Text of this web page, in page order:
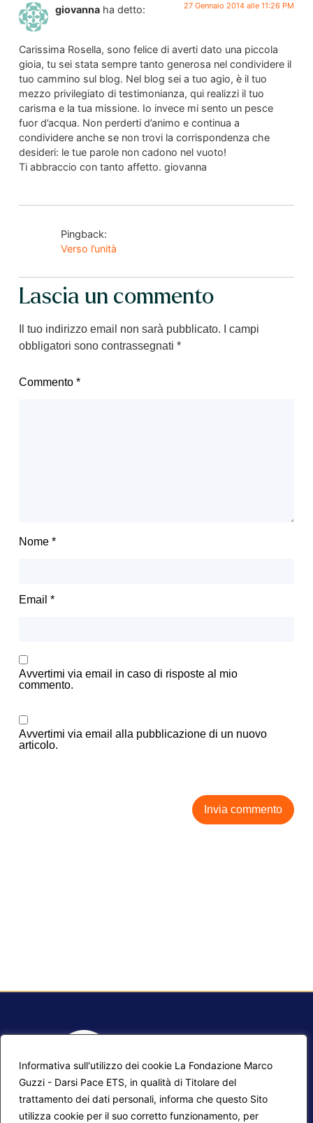
Informativa sull'utilizzo dei cookie La Fondazione Marco
Guzzi - Darsi Pace ETS, in qualità di Titolare del
trattamento dei dati personali, informa che questo Sito
utilizza cookie per il suo corretto funzionamento, per
giovanna ha detto: 27 Gennaio 2014 alle 11:26 PM
Carissima Rosella, sono felice di averti dato una piccola
gioia, tu sei stata sempre tanto generosa nel condividere il
tuo cammino sul blog. Nel blog sei a tuo agio, è il tuo
mezzo privilegiato di testimonianza, qui realizzi il tuo
carisma e la tua missione. Io invece mi sento un pesce
fuor d’acqua. Non perderti d’animo e continua a
condividere anche se non trovi la corrispondenza che
desideri: le tue parole non cadono nel vuoto!
Ti abbraccio con tanto affetto. giovanna
Pingback:
Verso l’unità
Lascia un commento
Il tuo indirizzo email non sarà pubblicato.
I campi
obbligatori sono contrassegnati *
Commento *
Nome *
Email *
Avvertimi via email in caso di risposte al mio
commento.
Avvertimi via email alla pubblicazione di un nuovo
articolo.